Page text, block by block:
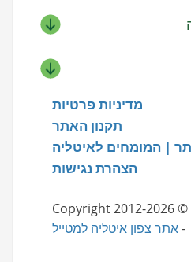
מדיניות פרטיות
תקנון האתר
| המומחים לאיטליה
הצהרת נגישות
© Copyright 2012-2026
-אתר צפון איטליה למטייל